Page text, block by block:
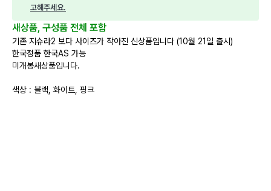
고해주세요.
새상품, 구성품 전체 포함
기존 지슈라2 보다 사이즈가 작아진 신상품입니다 (10월 21일 출시)
한국정품 한국AS 가능
미개봉새상품입니다.